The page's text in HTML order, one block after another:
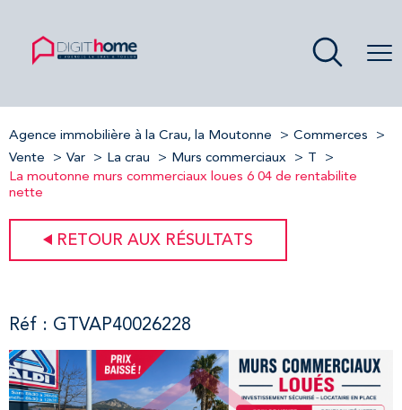
Agence immobilière à la Crau, la Moutonne
Commerces
Vente
Var La crau Murs commerciaux
T
La moutonne murs commerciaux loues 6 04 de rentabilite
nette
RETOUR AUX RÉSULTATS
Réf : GTVAP40026228